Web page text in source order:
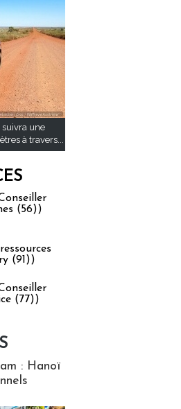
suivra une
à travers...
(56))
(91))
(77))
: Hanoï